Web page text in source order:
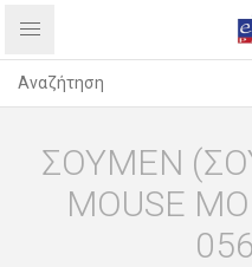
ΣΟΥΜΕΝ
MOUSE